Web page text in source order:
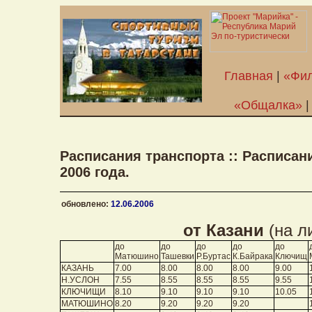
Главная
«Общалка»
Расписания транспорта ::
2006 года.
обновлено: 12.06.2006
от Казани (на
до
Матюшино
до
Ташевки
до
Р.Буртас
до
К.Байрака
до
Ключищ
КАЗАНЬ
7.00 8.00 8.00 8.00 9.00
Н.УСЛОН
7.55 8.55 8.55 8.55 9.55
КЛЮЧИЩИ
8.10 9.10 9.10 9.10 10.05
МАТЮШИНО 8.20 9.20 9.20 9.20